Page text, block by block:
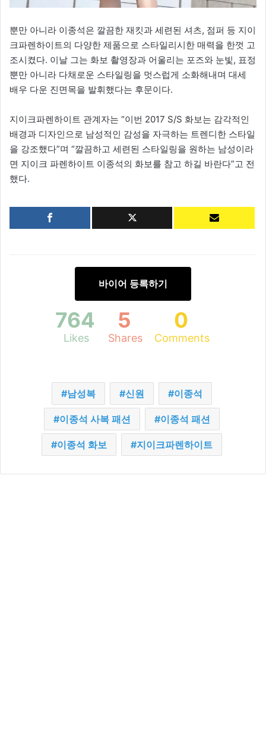
뿐만 아니라 이종석은 깔끔한 재킷과 세련된 셔츠, 점퍼 등 지이
크파렌하이트의 다양한 제품으로 스타일리시한 매력을 한껏 고
조시켰다. 이날 그는 화보 촬영장과 어울리는 포즈와 눈빛, 표정
뿐만 아니라 다채로운 스타일링을 멋스럽게 소화해내며 대세
배우 다운 진면목을 발휘했다는 후문이다.
지이크파렌하이트 관계자는 “이번 2017 S/S 화보는 감각적인
배경과 디자인으로 남성적인 감성을 자극하는 트렌디한 스타일
을 강조했다”며 “깔끔하고 세련된 스타일링을 원하는 남성이라
면 지이크 파렌하이트 이종석의 화보를 참고 하길 바란다”고 전
했다.
바이어 등록하기
764
Likes
5
Shares
0
Comments
남성복 신원 이종석
이종석 사복 패션 이종석 패션
이종석 화보 지이크파렌하이트